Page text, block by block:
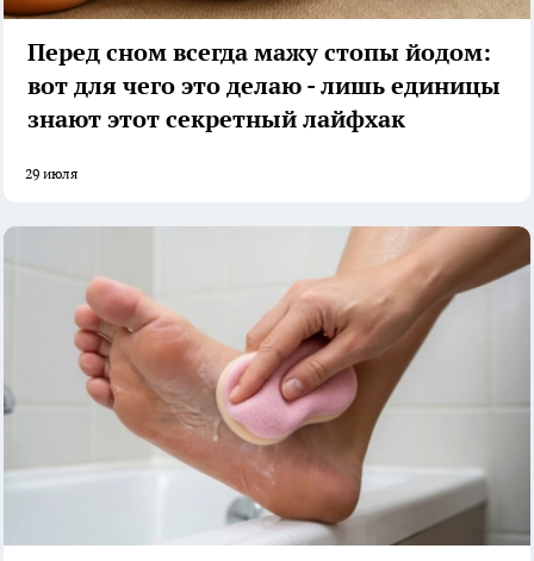
Перед сном всегда мажу стопы йодом:
вот для чего это делаю - лишь единицы
знают этот секретный лайфхак
29 июля